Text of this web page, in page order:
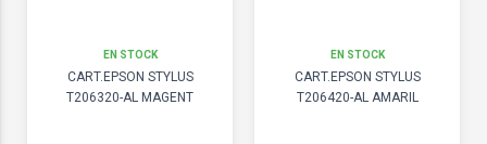
EN STOCK
CART.EPSON STYLUS
T206320-AL MAGENT
EN STOCK
CART.EPSON STYLUS
T206420-AL AMARIL